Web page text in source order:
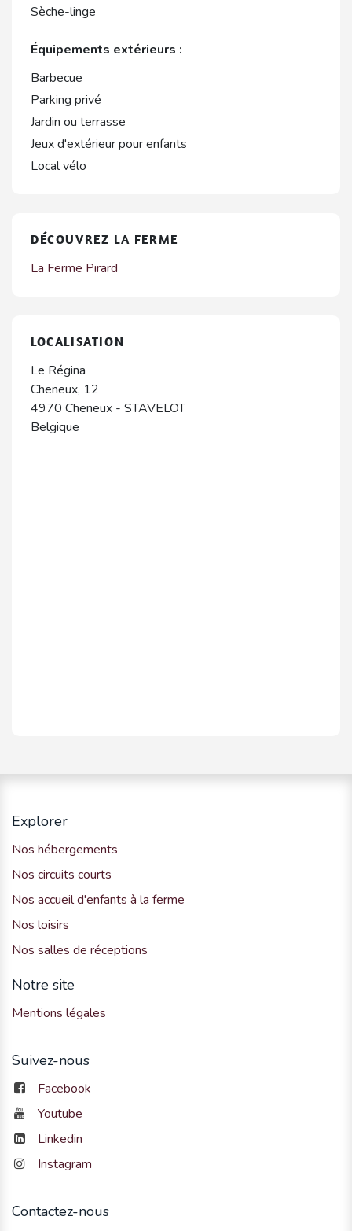
Sèche-linge
Équipements extérieurs :
Barbecue
Parking privé
Jardin ou terrasse
Jeux d'extérieur pour enfants
Local vélo
DÉCOUVREZ LA FERME
La Ferme Pirard
LOCALISATION
Le Régina
Cheneux, 12
4970 Cheneux - STAVELOT
Belgique
Explorer
Nos hébergements
Nos circuits courts
Nos accueil d'enfants à la ferme
Nos loisirs
Nos salles de réceptions
Notre site
Mentions légales
Suivez-nous
Facebook
Youtube
Linkedin
Instagram
Contactez-nous